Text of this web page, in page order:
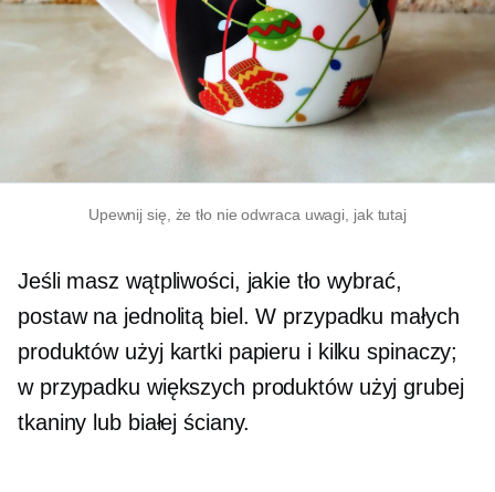
Upewnij się, że tło nie odwraca uwagi, jak tutaj
Jeśli masz wątpliwości, jakie tło wybrać,
postaw na jednolitą biel. W przypadku małych
produktów użyj kartki papieru i kilku spinaczy;
w przypadku większych produktów użyj grubej
tkaniny lub białej ściany.